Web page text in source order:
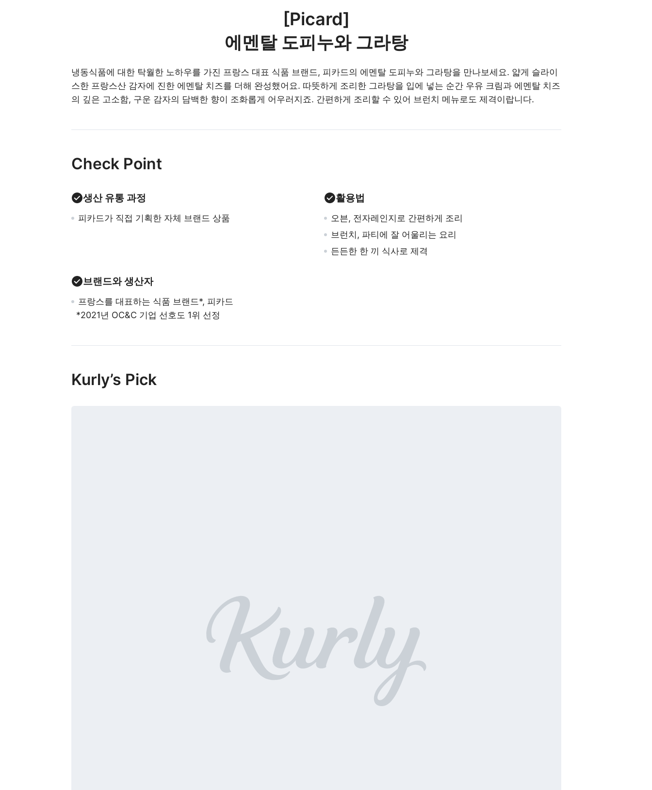
[Picard]
에멘탈 도피누와 그라탕
냉동식품에 대한 탁월한 노하우를 가진 프랑스 대표 식품 브랜드, 피카드의 에멘탈 도피누와 그라탕을 만나보세요. 얇게 슬라이
스한 프랑스산 감자에 진한 에멘탈 치즈를 더해 완성했어요. 따뜻하게 조리한 그라탕을 입에 넣는 순간 우유 크림과 에멘탈 치즈
의 깊은 고소함, 구운 감자의 담백한 향이 조화롭게 어우러지죠. 간편하게 조리할 수 있어 브런치 메뉴로도 제격이랍니다.
Check Point
생산 유통 과정
피카드가 직접 기획한 자체 브랜드 상품
활용법
오븐, 전자레인지로 간편하게 조리
브런치, 파티에 잘 어울리는 요리
든든한 한 끼 식사로 제격
브랜드와 생산자
프랑스를 대표하는 식품 브랜드*, 피카드
*2021년 OC&C 기업 선호도 1위 선정
Kurly’s Pick